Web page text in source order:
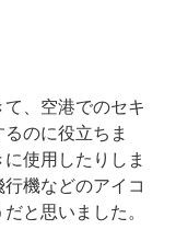
、空港でのセキ
のに役立ちま
使用したりしま
機などのアイコ
と思いました。